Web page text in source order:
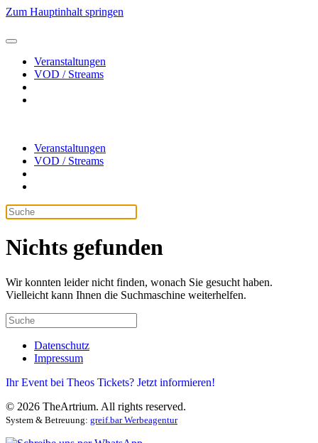
Zum Hauptinhalt springen
Veranstaltungen
VOD / Streams
Veranstaltungen
VOD / Streams
Nichts gefunden
Wir konnten leider nicht finden, wonach Sie gesucht haben.
Vielleicht kann Ihnen die Suchmaschine weiterhelfen.
Datenschutz
Impressum
Ihr Event bei Theos Tickets? Jetzt informieren!
© 2026 TheArtrium. All rights reserved.
System & Betreuung: greif.bar Werbeagentur